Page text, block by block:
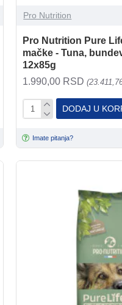
Pro Nutrition
Pro Nutrition Pure
mačke - Tuna,
12x85g
1.990,00 RSD
DODAJ U
Imate pitanja?